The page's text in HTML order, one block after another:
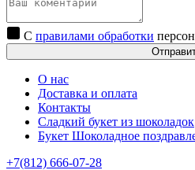
С правилами обработки
О нас
Доставка и оплата
Контакты
Сладкий букет из шоколадок
Букет Шоколадное
+7(812) 666-07-28